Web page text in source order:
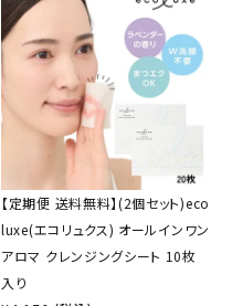
【定期便 送料無料】(2個セット)eco
luxe(エコリュクス) オールインワン
アロマ クレンジングシート 10枚
入り